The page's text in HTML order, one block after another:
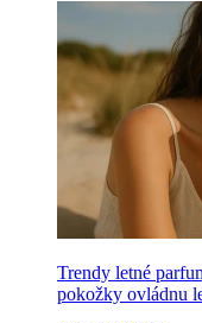
Trendy letné
pokožky ovládnu